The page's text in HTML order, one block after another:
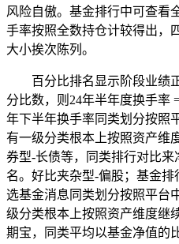
风险自傲。基金排行中可查看
手率按照全数持仓计较得出，
大小挨次陈列。
百分比排名显示阶段业绩正
分比数，则24年半年度换手率
年下半年换手率同类划分按照
有一级分类根本上按照资产维
券型-长债等，同类排行对比
名。好比夹杂型-偏股；基金
选基金消息同类划分按照平台
级分类根本上按照资产维度继
期宝，同类平均以基金净值的